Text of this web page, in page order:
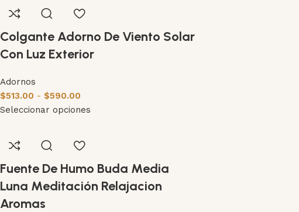
Colgante Adorno De Viento Solar
Con Luz Exterior
Adornos
$513.00 - $590.00
Seleccionar opciones
Fuente De Humo Buda Media
Luna Meditación Relajacion
Aromas